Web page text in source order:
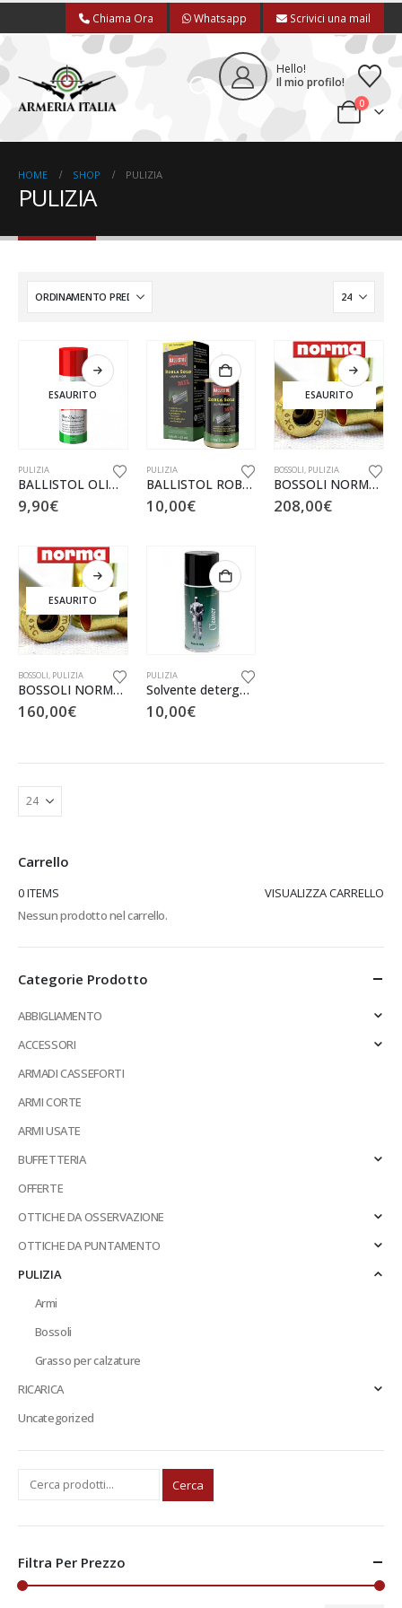
Chiama Ora Whatsapp Scrivici una mail
Hello!
Il mio profilo!
0
HOME SHOP PULIZIA
PULIZIA
ESAURITO
PULIZIA
BALLISTOL OLIO UNIVERSALE SPRAY 200 ML
9,90€
PULIZIA
BALLISTOL ROBLA SOLVENTE SOLO MIL | LIQUIDO 65 ML
10,00€
ESAURITO
BOSSOLI, PULIZIA
BOSSOLI NORMA 338 LAPUA MAG. 50 PZ
208,00€
ESAURITO
BOSSOLI, PULIZIA
BOSSOLI NORMA 7MM REM. MAG. 100 PZ
160,00€
PULIZIA
Solvente detergente EXCALIBUR
10,00€
Carrello
0 ITEMS
VISUALIZZA CARRELLO
Nessun prodotto nel carrello.
Categorie Prodotto
ABBIGLIAMENTO
ACCESSORI
ARMADI CASSEFORTI
ARMI CORTE
ARMI USATE
BUFFETTERIA
OFFERTE
OTTICHE DA OSSERVAZIONE
OTTICHE DA PUNTAMENTO
PULIZIA
Armi
Bossoli
Grasso per calzature
RICARICA
Uncategorized
Cerca
Filtra Per Prezzo